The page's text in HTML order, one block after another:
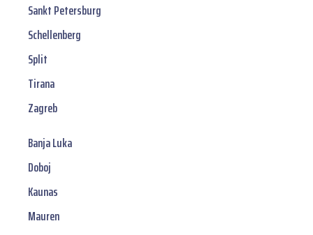
Sankt Petersburg
Schellenberg
Split
Tirana
Zagreb
Banja Luka
Doboj
Kaunas
Mauren